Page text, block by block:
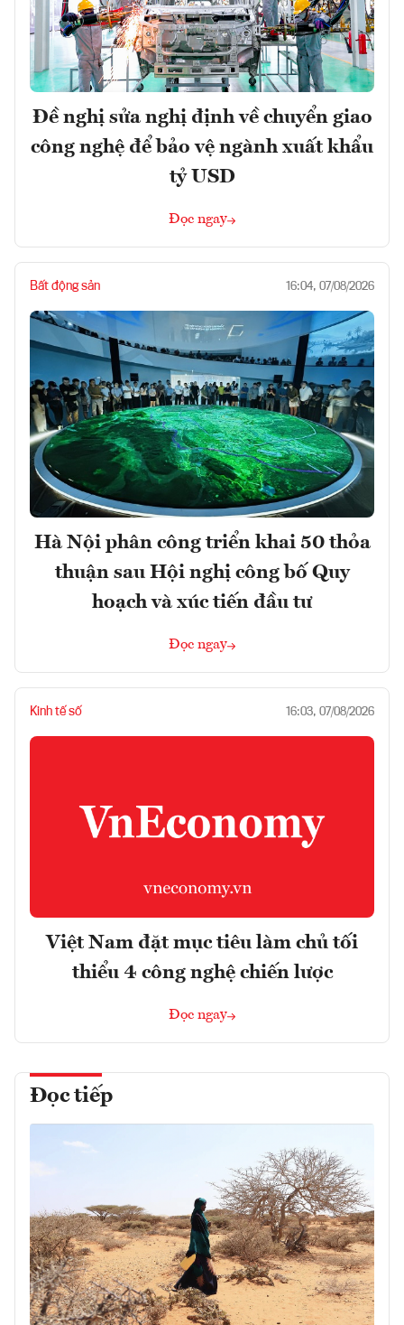
Đề nghị sửa nghị định về chuyển giao
công nghệ để bảo vệ ngành xuất khẩu
tỷ USD
Đọc ngay
Bất động sản 16:04, 07/08/2026
Hà Nội phân công triển khai 50 thỏa
thuận sau Hội nghị công bố Quy
hoạch và xúc tiến đầu tư
Đọc ngay
Kinh tế số 16:03, 07/08/2026
Việt Nam đặt mục tiêu làm chủ tối
thiểu 4 công nghệ chiến lược
Đọc ngay
Đọc tiếp